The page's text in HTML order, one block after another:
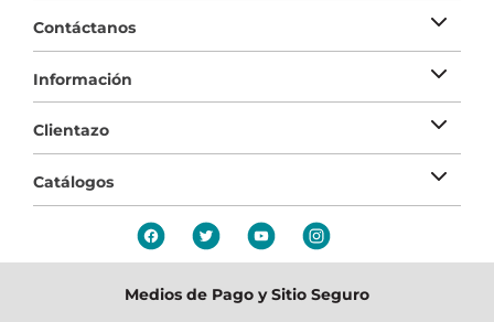
Contáctanos
Información
Clientazo
Catálogos
Medios de Pago y Sitio Seguro